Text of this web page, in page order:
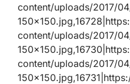
content/uploads/2017/
content/uploads/2017/
content/uploads/2017/